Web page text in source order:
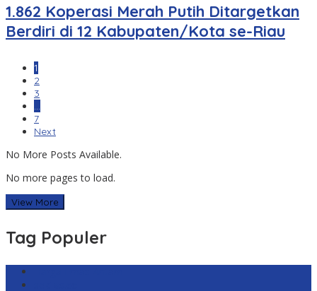
1.862 Koperasi Merah Putih Ditargetkan
Berdiri di 12 Kabupaten/Kota se-Riau
1
2
3
…
7
Next
No More Posts Available.
No more pages to load.
View More
Tag Populer